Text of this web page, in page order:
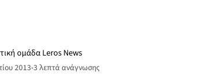
ομάδα Leros News
2013•3 λεπτά ανάγνωσης